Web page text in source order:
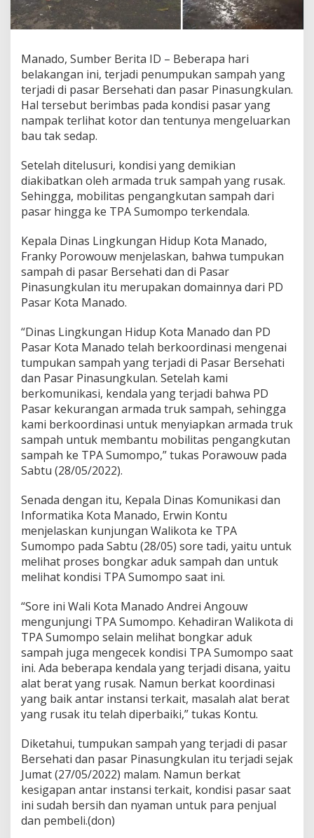
a
p
a
h
L
a
n
u
n
g
D
i
s
e
k
u
s
i
Manado, Sumber Berita ID – Beberapa hari
belakangan ini, terjadi penumpukan sampah yang
terjadi di pasar Bersehati dan pasar Pinasungkulan.
Hal tersebut berimbas pada kondisi pasar yang
nampak terlihat kotor dan tentunya mengeluarkan
bau tak sedap.
Setelah ditelusuri, kondisi yang demikian
diakibatkan oleh armada truk sampah yang rusak.
Sehingga, mobilitas pengangkutan sampah dari
pasar hingga ke TPA Sumompo terkendala.
Kepala Dinas Lingkungan Hidup Kota Manado,
Franky Porowouw menjelaskan, bahwa tumpukan
sampah di pasar Bersehati dan di Pasar
Pinasungkulan itu merupakan domainnya dari PD
Pasar Kota Manado.
“Dinas Lingkungan Hidup Kota Manado dan PD
Pasar Kota Manado telah berkoordinasi mengenai
tumpukan sampah yang terjadi di Pasar Bersehati
dan Pasar Pinasungkulan. Setelah kami
berkomunikasi, kendala yang terjadi bahwa PD
Pasar kekurangan armada truk sampah, sehingga
kami berkoordinasi untuk menyiapkan armada truk
sampah untuk membantu mobilitas pengangkutan
sampah ke TPA Sumompo,” tukas Porawouw pada
Sabtu (28/05/2022).
Senada dengan itu, Kepala Dinas Komunikasi dan
Informatika Kota Manado, Erwin Kontu
menjelaskan kunjungan Walikota ke TPA
Sumompo pada Sabtu (28/05) sore tadi, yaitu untuk
melihat proses bongkar aduk sampah dan untuk
melihat kondisi TPA Sumompo saat ini.
“Sore ini Wali Kota Manado Andrei Angouw
mengunjungi TPA Sumompo. Kehadiran Walikota di
TPA Sumompo selain melihat bongkar aduk
sampah juga mengecek kondisi TPA Sumompo saat
ini. Ada beberapa kendala yang terjadi disana, yaitu
alat berat yang rusak. Namun berkat koordinasi
yang baik antar instansi terkait, masalah alat berat
yang rusak itu telah diperbaiki,” tukas Kontu.
Diketahui, tumpukan sampah yang terjadi di pasar
Bersehati dan pasar Pinasungkulan itu terjadi sejak
Jumat (27/05/2022) malam. Namun berkat
kesigapan antar instansi terkait, kondisi pasar saat
ini sudah bersih dan nyaman untuk para penjual
dan pembeli.(don)